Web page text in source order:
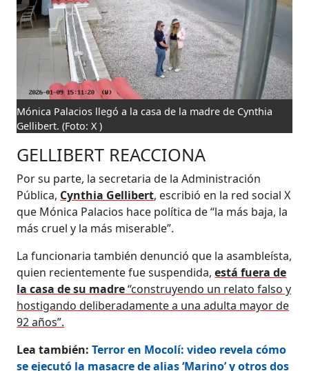
Mónica Palacios llegó a la casa de la madre de Cynthia
Gellibert.(Foto: X )
GELLIBERT REACCIONA
Por su parte, la secretaria de la Administración
Pública, Cynthia Gellibert, escribió en la red social X
que Mónica Palacios hace política de “la más baja, la
más cruel y la más miserable”.
La funcionaria también denunció que la asambleísta,
quien recientemente fue suspendida,está fuera de
la casa de su madre“construyendo un relato falso y
hostigando deliberadamente a una adulta mayor de
92 años”.
Lea también:Terror en Mocolí: video revela cómo
se ejecutó la masacre de alias ‘Marino’ y otros dos